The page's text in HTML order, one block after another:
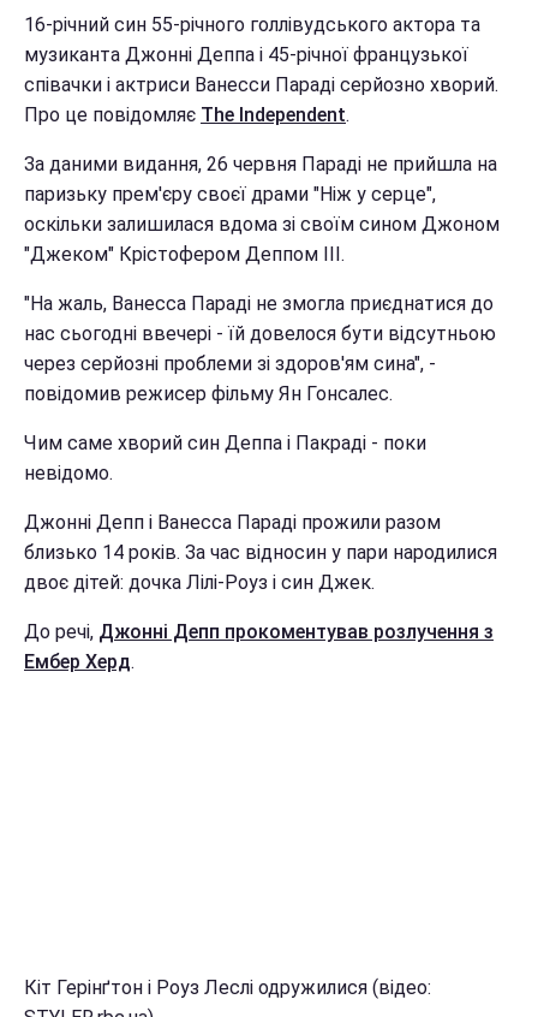
16-річний син 55-річного голлівудського актора та
музиканта Джонні Деппа і 45-річної французької
співачки і актриси Ванесси Параді серйозно хворий.
Про це повідомляє The Independent.
За даними видання, 26 червня Параді не прийшла на
паризьку прем'єру своєї драми "Ніж у серце",
оскільки залишилася вдома зі своїм сином Джоном
"Джеком" Крістофером Деппом III.
"На жаль, Ванесса Параді не змогла приєднатися до
нас сьогодні ввечері - їй довелося бути відсутньою
через серйозні проблеми зі здоров'ям сина", -
повідомив режисер фільму Ян Гонсалес.
Чим саме хворий син Деппа і Пакраді - поки
невідомо.
Джонні Депп і Ванесса Параді прожили разом
близько 14 років. За час відносин у пари народилися
двоє дітей: дочка Лілі-Роуз і син Джек.
До речі, Джонні Депп прокоментував розлучення з
Ембер Херд.
Кіт Герінґтон і Роуз Леслі одружилися (відео: